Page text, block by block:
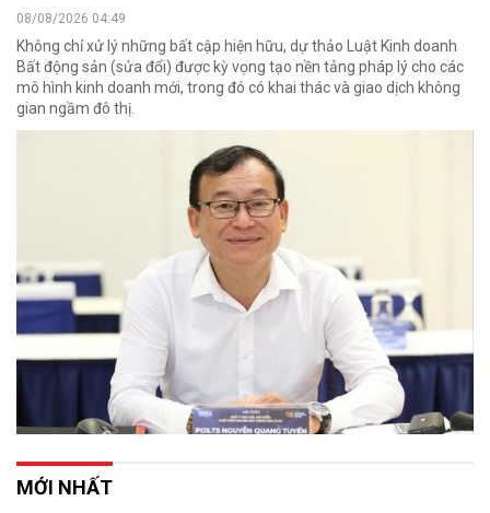
08/08/2026 04:49
Không chỉ xử lý những bất cập hiện hữu, dự thảo Luật Kinh doanh
Bất động sản (sửa đổi) được kỳ vọng tạo nền tảng pháp lý cho các
mô hình kinh doanh mới, trong đó có khai thác và giao dịch không
gian ngầm đô thị.
MỚI NHẤT